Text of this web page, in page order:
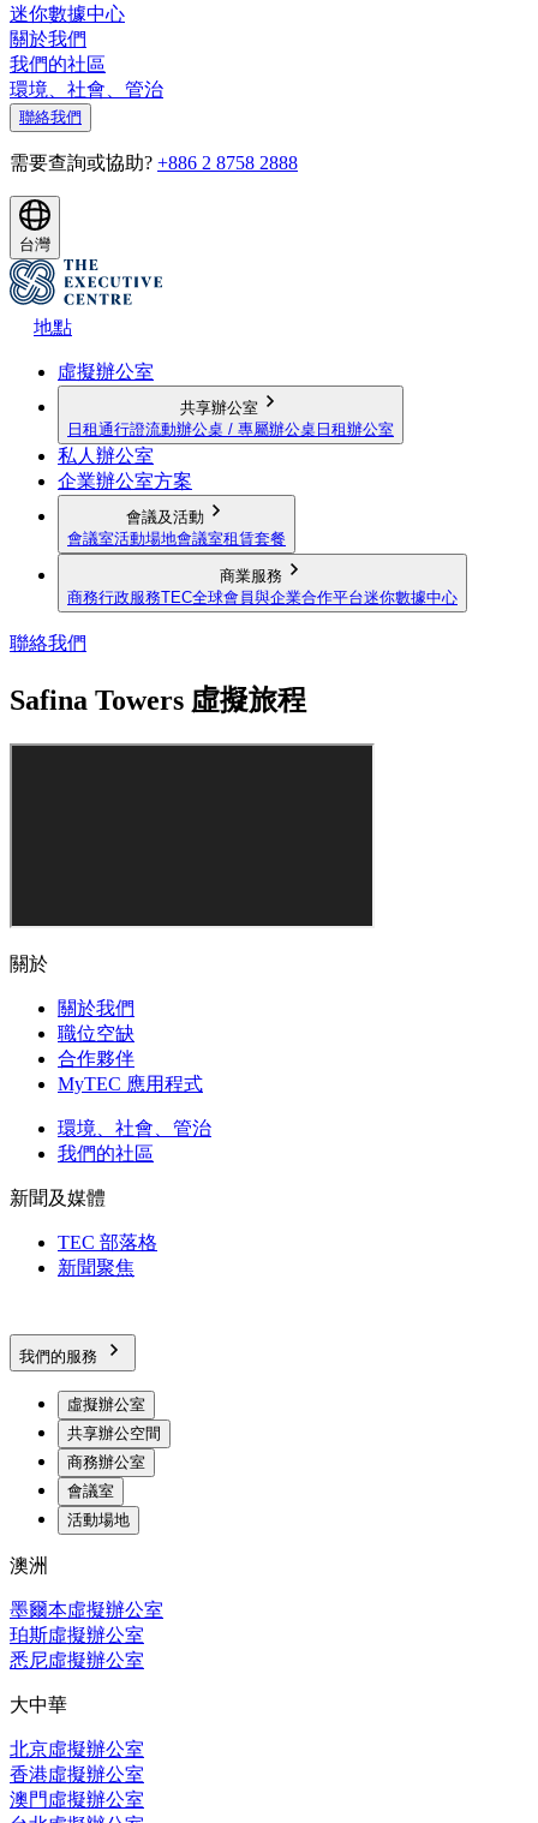
迷你數據中心
關於我們
我們的社區
環境、社會、管治
聯絡我們
需要查詢或協助? +886 2 8758 2888
台灣
地點
虛擬辦公室
共享辦公室
日租通行證流動辦公桌 / 專屬辦公桌 日租辦公室
私人辦公室
企業辦公室方案
會議及活動
會議室活動場地會議室租賃套餐
商業服務
商務行政服務TEC全球會員與企業合作平台迷你數據中心
聯絡我們
Safina Towers 虛擬旅程
關於
關於我們
職位空缺
合作夥伴
MyTEC 應用程式
環境、社會、管治
我們的社區
新聞及媒體
TEC 部落格
新聞聚焦
我們的服務
虛擬辦公室
共享辦公空間
商務辦公室
會議室
活動場地
澳洲
墨爾本虛擬辦公室
珀斯虛擬辦公室
悉尼虛擬辦公室
大中華
北京虛擬辦公室
香港虛擬辦公室
澳門虛擬辦公室